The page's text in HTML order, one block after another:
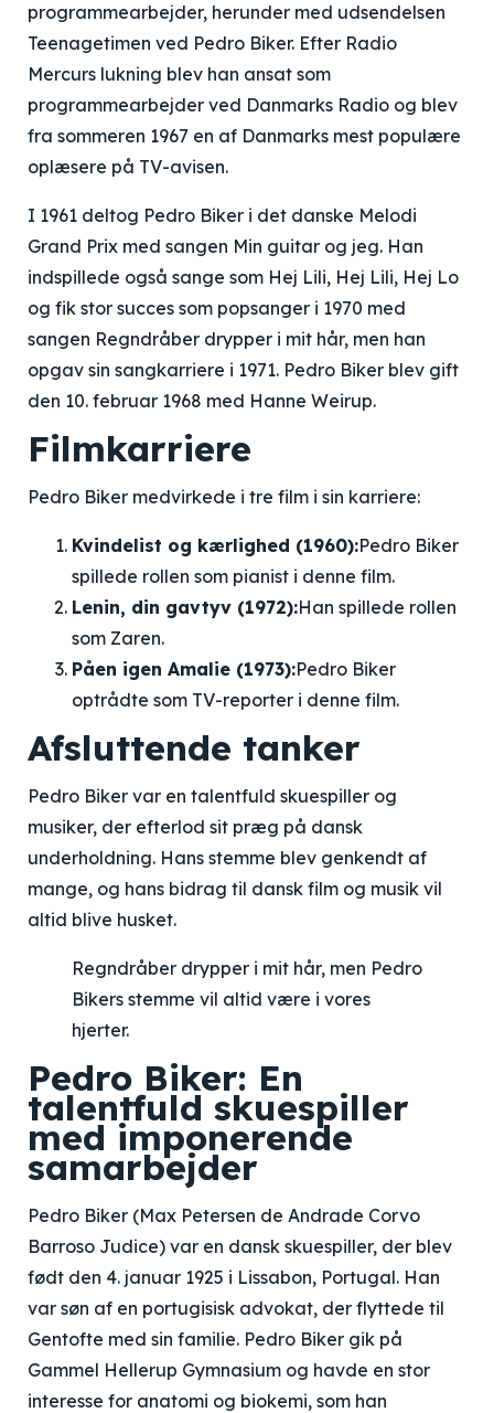
programmearbejder, herunder med udsendelsen
Teenagetimen ved Pedro Biker. Efter Radio
Mercurs lukning blev han ansat som
programmearbejder ved Danmarks Radio og blev
fra sommeren 1967 en af Danmarks mest populære
oplæsere på TV-avisen.
I 1961 deltog Pedro Biker i det danske Melodi
Grand Prix med sangen Min guitar og jeg. Han
indspillede også sange som Hej Lili, Hej Lili, Hej Lo
og fik stor succes som popsanger i 1970 med
sangen Regndråber drypper i mit hår, men han
opgav sin sangkarriere i 1971. Pedro Biker blev gift
den 10. februar 1968 med Hanne Weirup.
Filmkarriere
Pedro Biker medvirkede i tre film i sin karriere:
Kvindelist og kærlighed (1960):Pedro Biker
spillede rollen som pianist i denne film.
Lenin, din gavtyv (1972):Han spillede rollen
som Zaren.
Påen igen Amalie (1973):Pedro Biker
optrådte som TV-reporter i denne film.
Afsluttende tanker
Pedro Biker var en talentfuld skuespiller og
musiker, der efterlod sit præg på dansk
underholdning. Hans stemme blev genkendt af
mange, og hans bidrag til dansk film og musik vil
altid blive husket.
Regndråber drypper i mit hår, men Pedro
Bikers stemme vil altid være i vores
hjerter.
Pedro Biker: En
talentfuld skuespiller
med imponerende
samarbejder
Pedro Biker (Max Petersen de Andrade Corvo
Barroso Judice) var en dansk skuespiller, der blev
født den 4. januar 1925 i Lissabon, Portugal. Han
var søn af en portugisisk advokat, der flyttede til
Gentofte med sin familie. Pedro Biker gik på
Gammel Hellerup Gymnasium og havde en stor
interesse for anatomi og biokemi, som han